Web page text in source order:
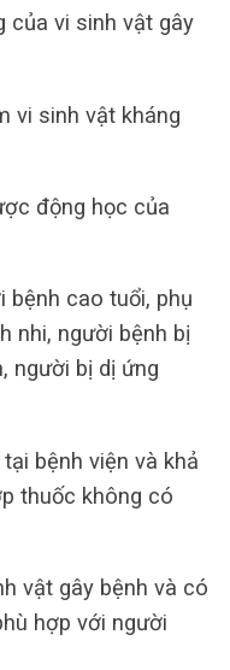
của vi sinh vật gây
vi sinh vật kháng
động học của
bệnh cao tuổi, phụ
nhi, người bệnh bị
người bị dị ứng
bệnh viện và khả
thuốc không có
vật gây bệnh và có
hợp với người